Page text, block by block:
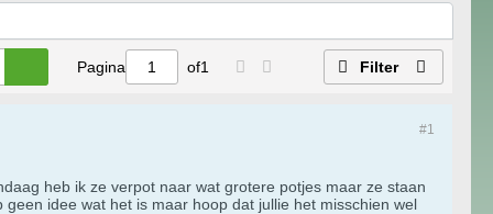
Pagina of1 Filter
#1
heb ik ze verpot naar wat grotere potjes maar ze staan
idee wat het is maar hoop dat jullie het misschien wel